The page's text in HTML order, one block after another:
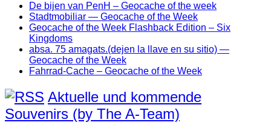
De bijen van PenH – Geocache of the week
Stadtmobiliar — Geocache of the Week
Geocache of the Week Flashback Edition – Six
Kingdoms
absa. 75 amagats.(dejen la llave en su sitio) —
Geocache of the Week
Fahrrad-Cache – Geocache of the Week
Aktuelle und kommende
Souvenirs (by The A-Team)